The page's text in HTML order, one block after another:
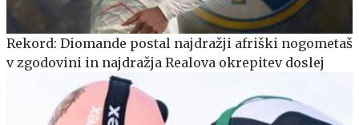
Rekord: Diomande postal najdražji afriški nogometaš
v zgodovini in najdražja Realova okrepitev doslej